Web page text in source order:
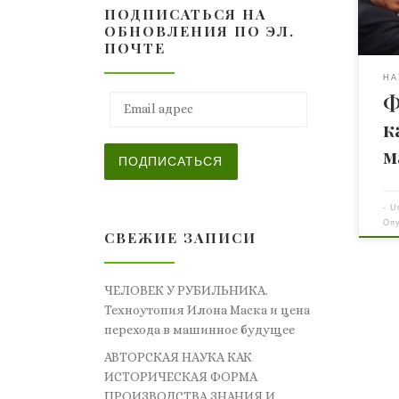
-
ПОДПИСАТЬСЯ НА
ОБНОВЛЕНИЯ ПО ЭЛ.
ПОЧТЕ
ПОДПИСАТЬСЯ
СВЕЖИЕ ЗАПИСИ
ЧЕЛОВЕК У РУБИЛЬНИКА.
Техноутопия Илона Маска и цена
перехода в машинное будущее
АВТОРСКАЯ НАУКА КАК
ИСТОРИЧЕСКАЯ ФОРМА